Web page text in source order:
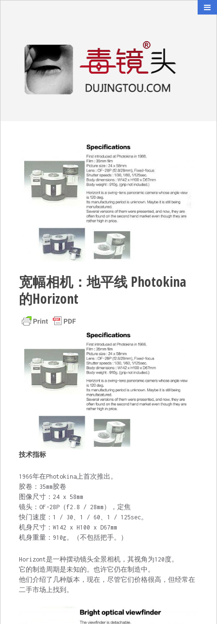
宽幅相机：地平线 Photokina
的Horizo​​nt
技术指标
1966年在Photokina上首次推出。
胶卷：35mm胶卷
图像尺寸：24 x 58mm
镜头：OF-28P（f2.8 / 28mm），定焦
快门速度：1 / 30、1 / 60、1 / 125sec。
机身尺寸：W142 x H100 x D67mm
机身重量：910g。（不包括把手。）
Horizo​​nt是一种摆动镜头全景相机，其视角为120度。
它的制造周期是未知的。也许它仍在制造中。
他们介绍了几种版本，现在，尽管它们价格很高，但经常在
二手市场上找到。